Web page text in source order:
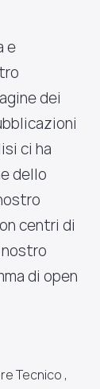
e
dei
ci ha
dello
centri di
di open
Tecnico ,